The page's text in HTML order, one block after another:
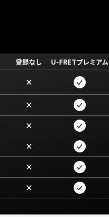
登録なし
U-FRETプレミアム
×
×
×
×
×
×